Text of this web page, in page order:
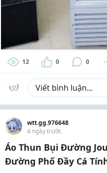
12 0 0
wtt.gg.976648
4 ngày trước
Áo Thun Bụi Đường
Đường Phố Đầy Cá